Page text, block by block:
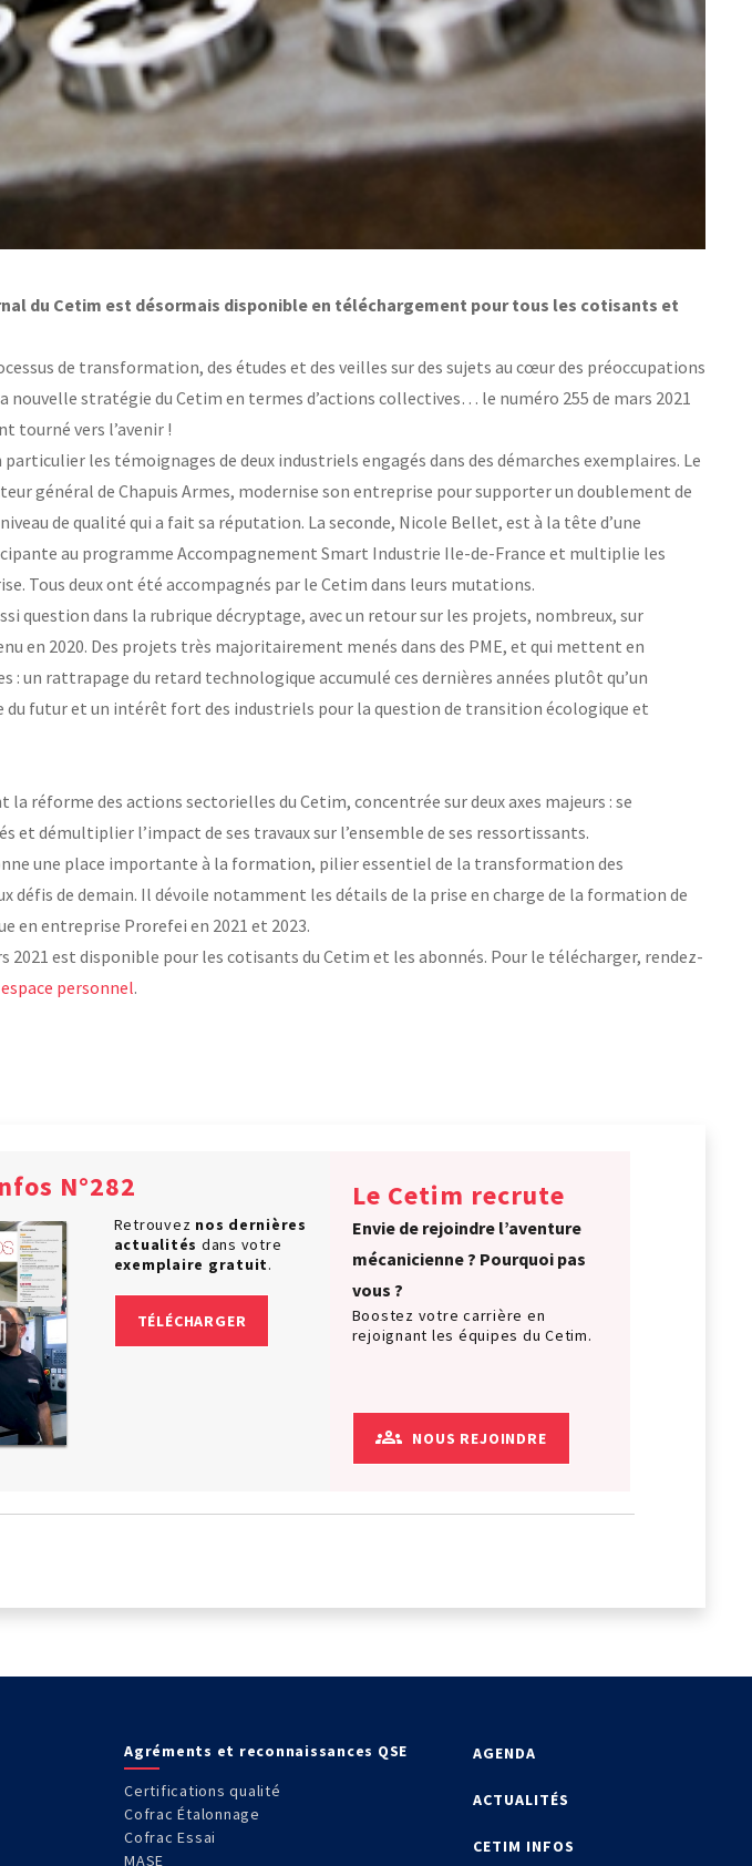
du Cetim est désormais disponible en téléchargement pour tous les cotisants et
de transformation, des études et des veilles sur des sujets au cœur des préoccupations
nouvelle stratégie du Cetim en termes d’actions collectives… le numéro 255 de mars 2021
tourné vers l’avenir !
les témoignages de deux industriels engagés dans des démarches exemplaires. Le
général de Chapuis Armes, modernise son entreprise pour supporter un doublement de
de qualité qui a fait sa réputation. La seconde, Nicole Bellet, est à la tête d’une
au programme Accompagnement Smart Industrie Ile-de-France et multiplie les
Tous deux ont été accompagnés par le Cetim dans leurs mutations.
question dans la rubrique décryptage, avec un retour sur les projets, nombreux, sur
en 2020. Des projets très majoritairement menés dans des PME, et qui mettent en
: un rattrapage du retard technologique accumulé ces dernières années plutôt qu’un
du futur et un intérêt fort des industriels pour la question de transition écologique et
la réforme des actions sectorielles du Cetim, concentrée sur deux axes majeurs : se
et démultiplier l’impact de ses travaux sur l’ensemble de ses ressortissants.
une place importante à la formation, pilier essentiel de la transformation des
défis de demain. Il dévoile notamment les détails de la prise en charge de la formation de
en entreprise Prorefei en 2021 et 2023.
2021 est disponible pour les cotisants du Cetim et les abonnés. Pour le télécharger, rendez-
personnel.
N°282
Retrouvez nos dernières
actualités dans votre
exemplaire gratuit.
TÉLÉCHARGER
Le Cetim recrute
Envie de rejoindre l’aventure
mécanicienne ? Pourquoi pas
vous ?
Boostez votre carrière en
rejoignant les équipes du Cetim.
NOUS REJOINDRE
Agréments et reconnaissances QSE
Certifications qualité
Cofrac Étalonnage
Cofrac Essai
MASE
AGENDA
ACTUALITÉS
CETIM INFOS